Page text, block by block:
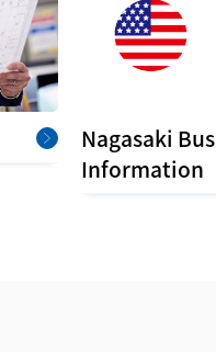
Nagasaki Bus
Information